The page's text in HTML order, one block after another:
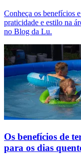
Conheça os benefícios
praticidade e estilo na
no Blog da Lu.
Os benefícios de
para os dias